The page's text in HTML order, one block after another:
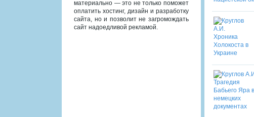
материально — это не только поможет
оплатить хостинг, дизайн и разработку
сайта, но и позволит не загромождать
сайт надоедливой рекламой.